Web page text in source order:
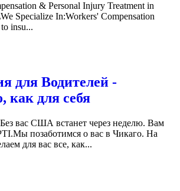
& Personal Injury Treatment in
Specialize In:Workers' Compensation
insu...
для Водителей -
как для себя
вас США встанет через неделю. Вам
позаботимся о вас в Чикаго. На
для вас все, как...